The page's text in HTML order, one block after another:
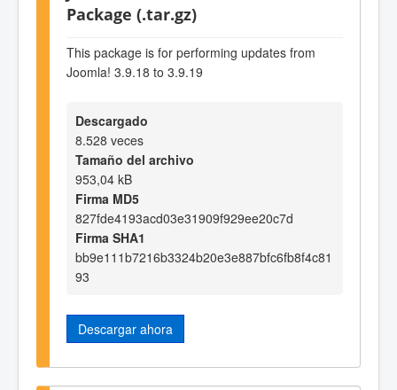
Package (.tar.gz)
This package is for performing updates from
Joomla! 3.9.18 to 3.9.19
Descargado
8.528 veces
Tamaño del archivo
953,04 kB
Firma MD5
827fde4193acd03e31909f929ee20c7d
Firma SHA1
bb9e111b7216b3324b20e3e887bfc6fb8f4c81
93
Descargar ahora